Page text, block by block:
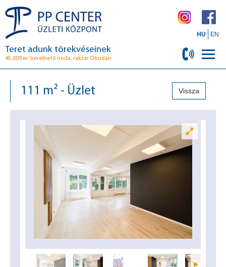
Teret adunk törekvéseinek
45.000 m2 bérelhető iroda, raktár Óbudán
HU EN
111 m² - Üzlet Vissza